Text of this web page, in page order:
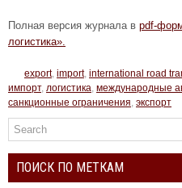
Полная версия журнала в pdf-
логистика».
export, import, international road
импорт, логистика, международные
санкционные ограничения, экспорт
ПОИСК ПО МЕТКАМ